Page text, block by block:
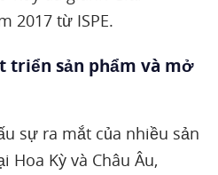
2017 từ ISPE.
triển sản phẩm và mở
sự ra mắt của nhiều sản
Hoa Kỳ và Châu Âu,